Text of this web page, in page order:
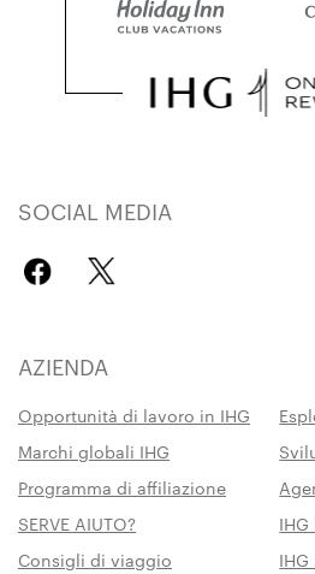
SOCIAL MEDIA
AZIENDA
Opportunità di lavoro in IHG
Marchi globali IHG
Programma di affiliazione
SERVE AIUTO?
IHG
Consigli di viaggio